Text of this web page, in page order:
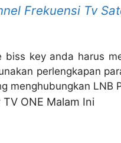
Frekuensi Tv
biss key anda harus
perlengkapan
menghubungkan LNB
ONE Malam Ini